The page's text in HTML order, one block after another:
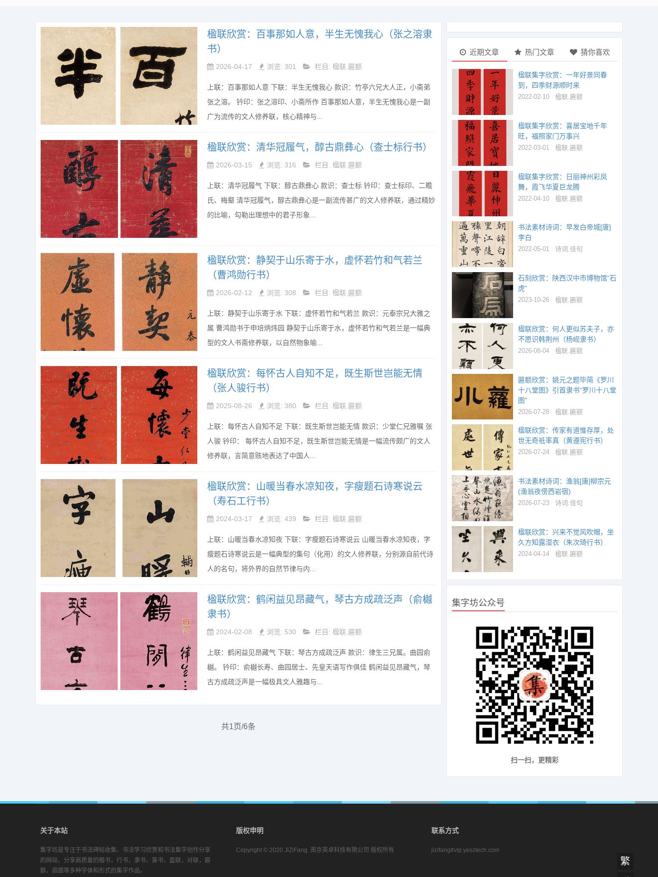
楹联欣赏：百事那如人意，半生无愧我心（张之溶隶
书）
2026-04-17 浏览: 301 栏目: 楹联.匾额
上联：百事那如人意 下联：半生无愧我心 款识：竹亭六兄大人正，小斋弟
张之溶。 钤印：张之溶印、小斋所作 百事那如人意，半生无愧我心是一副
广为流传的文人修养联，核心精神与...
楹联欣赏：清华冠履气，醇古鼎彝心（查士标行书）
2026-03-15 浏览: 316 栏目: 楹联.匾额
上联：清华冠履气 下联：醇古鼎彝心 款识：查士标 钤印：查士标印、二瞻
氏、梅壑 清华冠履气，醇古鼎彝心是一副流传甚广的文人修养联，通过精妙
的比喻，勾勒出理想中的君子形象...
楹联欣赏：静契于山乐寄于水，虚怀若竹和气若兰
（曹鸿勋行书）
2026-02-12 浏览: 308 栏目: 楹联.匾额
上联：静契于山乐寄于水 下联：虚怀若竹和气若兰 款识：元泰宗兄大雅之
属 曹鸿勋书于申培炳炜园 静契于山乐寄于水，虚怀若竹和气若兰是一幅典
型的文人书斋修养联，以自然物象喻...
楹联欣赏：每怀古人自知不足，既生斯世岂能无情
（张人骏行书）
2025-08-26 浏览: 380 栏目: 楹联.匾额
上联：每怀古人自知不足 下联：既生斯世岂能无情 款识：少堂仁兄雅嘱 张
人骏 钤印： 每怀古人自知不足，既生斯世岂能无情是一幅流传颇广的文人
修养联，言简意赅地表达了中国人...
楹联欣赏：山暖当春水凉知夜，字瘦题石诗寒说云
（寿石工行书）
2024-03-17 浏览: 439 栏目: 楹联.匾额
上联：山暖当春水凉知夜 下联：字瘦题石诗寒说云 山暖当春水凉知夜，字
瘦题石诗寒说云是一幅典型的集句（化用）的文人修养联，分别源自前代诗
人的名句，将外界的自然节律与内...
楹联欣赏：鹤闲益见昂藏气，琴古方成疏泛声（俞樾
隶书）
2024-02-08 浏览: 530 栏目: 楹联.匾额
上联：鹤闲益见昂藏气 下联：琴古方成疏泛声 款识：律生三兄属。曲园俞
樾。 钤印：俞樾长寿、曲园居士、先皇天语写作俱佳 鹤闲益见昂藏气，琴
古方成疏泛声是一幅极具文人雅趣与...
共1页/6条
近期文章 热门文章 猜你喜欢
楹联集字欣赏：一年好景同春
到，四季财源顺时来
2022-02-10 楹联.匾额
楹联集字欣赏：喜居宝地千年
旺，福照家门万事兴
2022-03-01 楹联.匾额
楹联集字欣赏：日丽神州彩凤
舞，霞飞华夏巨龙腾
2022-04-10 楹联.匾额
书法素材诗词：早发白帝城[唐]
李白
2022-05-01 诗词.佳句
石刻欣赏：陕西汉中市博物馆“石
虎”
2023-10-26 楹联.匾额
楹联欣赏：何人更似苏夫子，亦
不愿识韩荆州（杨岘隶书）
2026-08-04 楹联.匾额
匾额欣赏：姚元之题毕简《罗川
十八堂图》引首隶书“罗川十八堂
图”
2026-07-28 楹联.匾额
楹联欣赏：传家有道惟存厚，处
世无奇祗率真（黄遵宪行书）
2026-07-24 楹联.匾额
书法素材诗词：渔翁[唐]柳宗元
(渔翁夜傍西岩宿)
2026-07-23 诗词.佳句
楹联欣赏：兴来不觉风吹帽，坐
久方知露湿衣（朱次琦行书）
2024-04-14 楹联.匾额
集字坊公众号
扫一扫，更精彩
关于本站
集字坊是专注于书法碑帖收集、书法学习欣赏和书法集字创作分享
的网站，分享高质量的楷书，行书，隶书，篆书，盈联，对联，匾
额，扇面等多种字体和形式的集字作品。
版权申明
Copyright © 2020 JiZiFang. 南京英卓科技有限公司 版权所有
联系方式
jizifang#vip.yesztech.com
繁